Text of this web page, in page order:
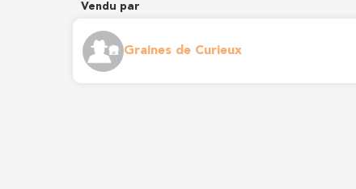
Vendu par
Graines de Curieux